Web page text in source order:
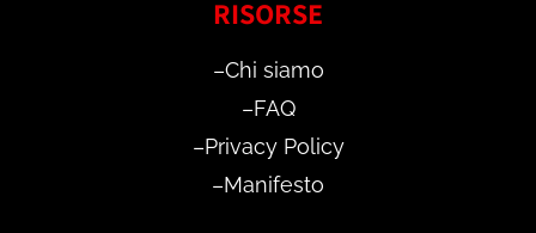
RISORSE
–Chi siamo
–FAQ
–Privacy Policy
–Manifesto